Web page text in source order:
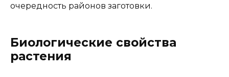
очередность районов заготовки.
Биологические свойства
растения